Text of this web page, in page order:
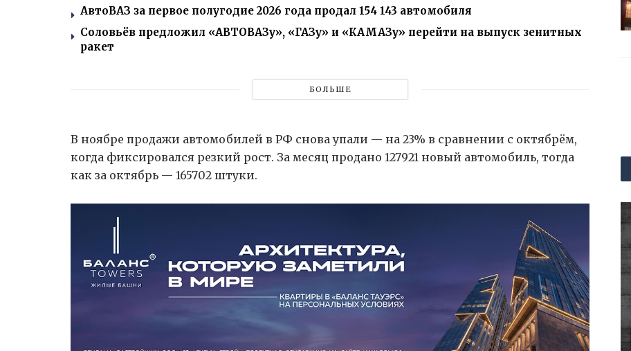
АвтоВАЗ за первое полугодие 2026 года продал 154 143 автомобиля
Соловьёв предложил «АВТОВАЗу», «ГАЗу» и «КАМАЗу» перейти на выпуск зенитных
ракет
БОЛЬШЕ
В ноябре продажи автомобилей в РФ снова упали — на 23% в сравнении с октябрём,
когда фиксировался резкий рост. За месяц продано 127921 новый автомобиль, тогда
как за октябрь — 165702 штуки.